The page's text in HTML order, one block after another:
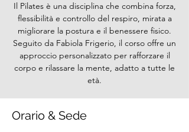
Il Pilates è una disciplina che combina forza,
flessibilità e controllo del respiro, mirata a
migliorare la postura e il benessere fisico.
Seguito da Fabiola Frigerio, il corso offre un
approccio personalizzato per rafforzare il
corpo e rilassare la mente, adatto a tutte le
età.
Orario & Sede